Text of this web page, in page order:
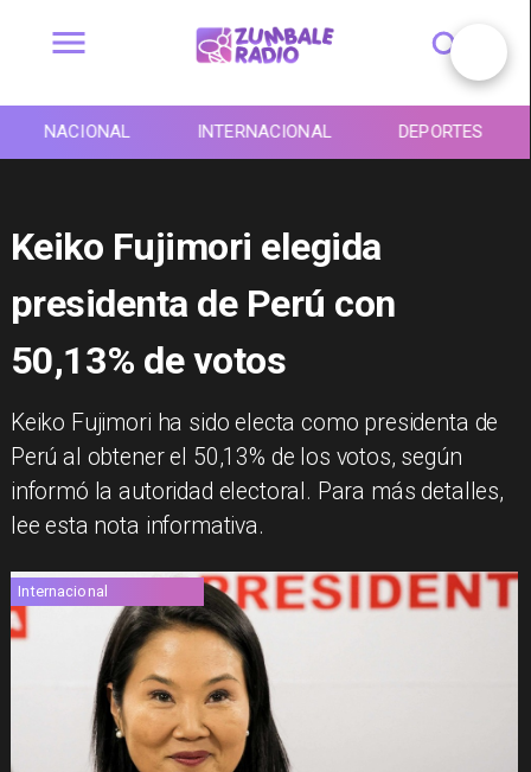
NACIONAL INTERNACIONAL DEPORTES
Keiko Fujimori elegida
presidenta de Perú con
50,13% de votos
Keiko Fujimori ha sido electa como presidenta de
Perú al obtener el 50,13% de los votos, según
informó la autoridad electoral. Para más detalles,
lee esta nota informativa.
Internacional